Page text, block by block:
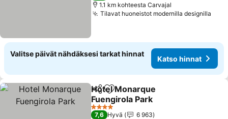
1.1 km kohteesta Carvajal
Tilavat huoneistot modernilla designilla
Valitse päivät nähdäksesi tarkat hinnat
Katso hinnat
Jaa Lisää suosikkeihin
Hotel Monarque
Fuengirola Park
Katso hinnat
4 Tähtiluokitus
7,6 Hyvä
6 963